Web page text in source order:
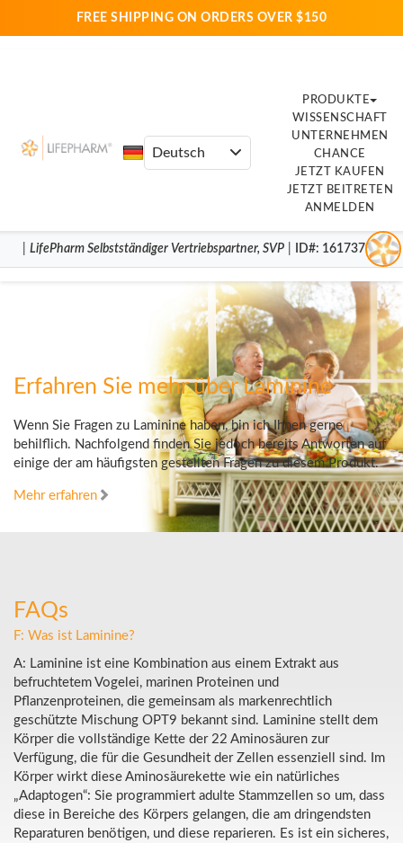
FREE SHIPPING ON ORDERS OVER $150
PRODUKTE
WISSENSCHAFT
UNTERNEHMEN
CHANCE
JETZT KAUFEN
JETZT BEITRETEN
ANMELDEN
|LifePharmSelbstständiger Vertriebspartner,SVP ID#: 16173799
Erfahren Sie mehr über Laminine
Wenn Sie Fragen zu Laminine haben, bin ich Ihnen gerne
behilflich. Nachfolgend finden Sie jedoch bereits Antworten auf
einige der am häufigsten gestellten Fragen zu diesem Produkt.
Mehr erfahren
FAQs
F: Was ist Laminine?
A: Laminine ist eine Kombination aus einem Extrakt aus
befruchtetem Vogelei, marinen Proteinen und
Pflanzenproteinen, die gemeinsam als markenrechtlich
geschützte Mischung OPT9 bekannt sind. Laminine stellt dem
Körper die vollständige Kette der 22 Aminosäuren zur
Verfügung, die für die Gesundheit der Zellen essenziell sind. Im
Körper wirkt diese Aminosäurekette wie ein natürliches
„Adaptogen“: Sie programmiert adulte Stammzellen so um, dass
diese in Bereiche des Körpers gelangen, die am dringendsten
Reparaturen benötigen, und diese reparieren. Es ist ein sicheres,